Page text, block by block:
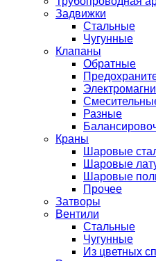
Задвижки
Стальные
Чугунные
Клапаны
Обратные
Разные
Краны
Шаровые
Шаровые
Шаровые
Прочее
Затворы
Вентили
Стальные
Чугунные
Из цветных